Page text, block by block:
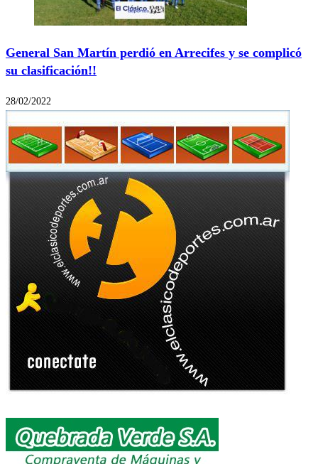
General San Martín perdió en Arrecifes y se complicó
su clasificación!!
28/02/2022